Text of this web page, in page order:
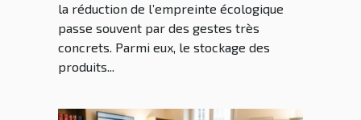
la réduction de l’empreinte écologique
passe souvent par des gestes très
concrets. Parmi eux, le stockage des
produits...